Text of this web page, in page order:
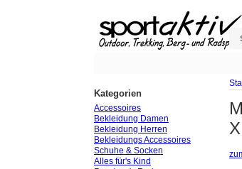
Kategorien
Accessoires
Bekleidung Damen
Bekleidung Herren
Bekleidungs Accessoires
Schuhe & Socken
Alles für's Kind